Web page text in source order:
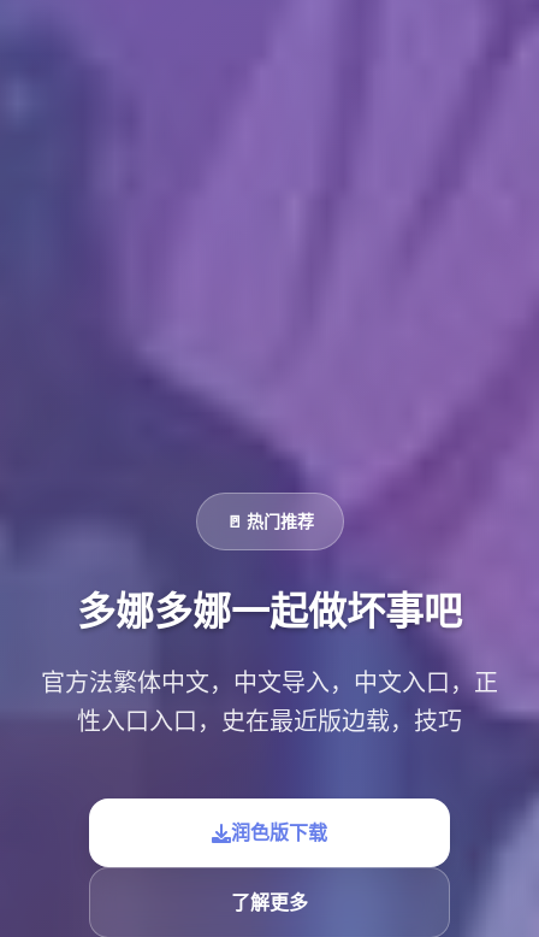
🚪 热门推荐
多娜多娜一起做坏事吧
官方法繁体中文，中文导入，中文入口，正
性入口入口，史在最近版边载，技巧
润色版下载
了解更多